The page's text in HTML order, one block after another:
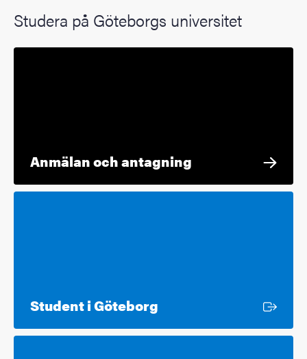
Studera på Göteborgs universitet
Anmälan och antagning
Student i Göteborg